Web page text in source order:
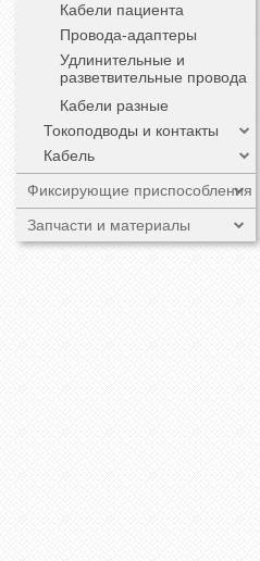
Кабели пациента
Провода-адаптеры
Удлинительные и
разветвительные провода
Кабели разные
Токоподводы и контакты
Кабель
Фиксирующие приспособления
Запчасти и материалы